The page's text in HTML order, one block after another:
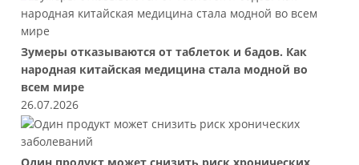
Зумеры отказываются от таблеток и бадов. Как
народная китайская медицина стала модной во
всем мире
26.07.2026